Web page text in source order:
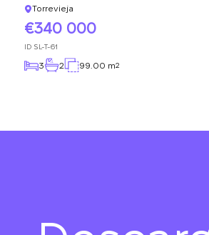
Torrevieja
340 000
ID SL-T-61
3 2 99.00 m2